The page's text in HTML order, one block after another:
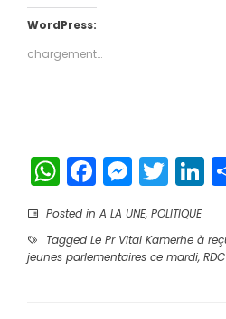
Twitter(ouvre
dans
fenêtre)fenêtre)
WordPress:
chargement…
WhatsApp
Posted in A LA UNE, POLITIQUE
Tagged Le Pr Vital Kamerhe à
jeunes parlementaires ce mardi, RDC